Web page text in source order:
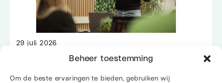
Beheer toestemming
Om de beste ervaringen te bieden, gebruiken wij
29 juli 2026
binnen je webshop